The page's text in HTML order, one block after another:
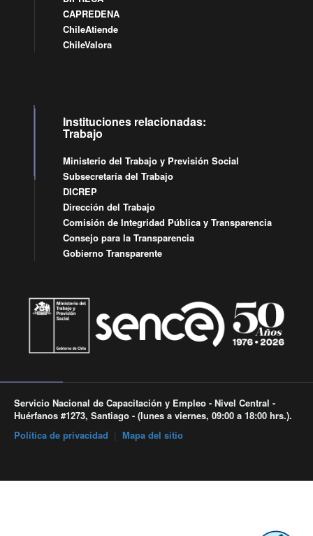
CAPREDENA
ChileAtiende
ChileValora
Instituciones relacionadas:
Trabajo
Ministerio del Trabajo y Previsión Social
Subsecretaría del Trabajo
DICREP
Dirección del Trabajo
Comisión de Integridad Pública y Transparencia
Consejo para la Transparencia
Gobierno Transparente
Servicio Nacional de Capacitación y Empleo - Nivel Central -
Huérfanos #1273, Santiago - (lunes a viernes, 09:00 a 18:00 hrs.).
Política de privacidad
Mapa del sitio